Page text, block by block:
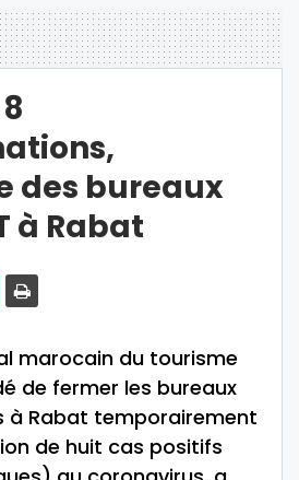
des bureaux
à Rabat
marocain du tourisme
de fermer les bureaux
à Rabat temporairement
de huit cas positifs